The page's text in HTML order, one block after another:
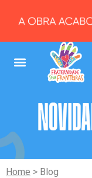
Home > Blog